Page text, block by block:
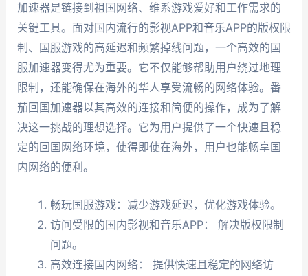
加速器是链接到祖国网络、维系游戏爱好和工作需求的
关键工具。面对国内流行的影视APP和音乐APP的版权限
制、国服游戏的高延迟和频繁掉线问题，一个高效的国
服加速器变得尤为重要。它不仅能够帮助用户绕过地理
限制，还能确保在海外的华人享受流畅的网络体验。番
茄回国加速器以其高效的连接和简便的操作，成为了解
决这一挑战的理想选择。它为用户提供了一个快速且稳
定的回国网络环境，使得即使在海外，用户也能畅享国
内网络的便利。
畅玩国服游戏：减少游戏延迟，优化游戏体验。
访问受限的国内影视和音乐APP： 解决版权限制
问题。
高效连接国内网络： 提供快速且稳定的网络访